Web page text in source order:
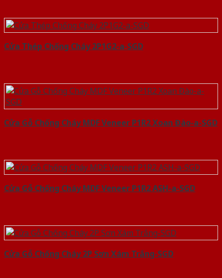
Cửa Thép Chống Cháy 2P1G2-a-SGD
Cửa Gỗ Chống Cháy MDF Veneer P1R2 Xoan Đào-a-SGD
Cửa Gỗ Chống Cháy MDF Veneer P1R2 ASH-a-SGD
Cửa Gỗ Chống Cháy 2P Sơn Xám Trắng-SGD